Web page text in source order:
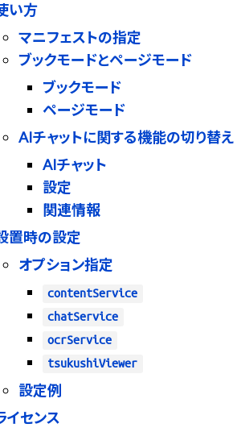
い方
マニフェストの指定
ブックモードとページモード
ブックモード
ページモード
AIチャットに関する機能の切り替え
AIチャット
設定
関連情報
置時の設定
オプション指定
contentService
chatService
ocrService
tsukushiViewer
設定例
イセンス